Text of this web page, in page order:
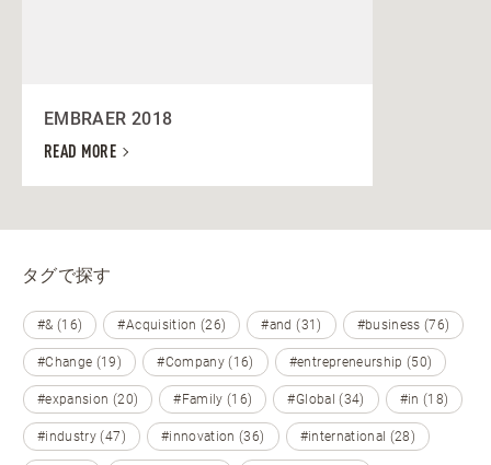
EMBRAER 2018
READ MORE
タグで探す
#& (16) #Acquisition (26) #and (31) #business (76)
#Change (19) #Company (16) #entrepreneurship (50)
#expansion (20) #Family (16) #Global (34) #in (18)
#industry (47) #innovation (36) #international (28)